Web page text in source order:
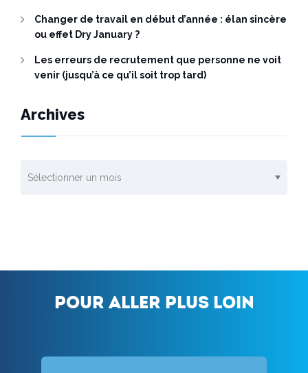
Changer de travail en début d’année : élan sincère
ou effet Dry January ?
Les erreurs de recrutement que personne ne voit
venir (jusqu’à ce qu’il soit trop tard)
Archives
Pour aller plus loin